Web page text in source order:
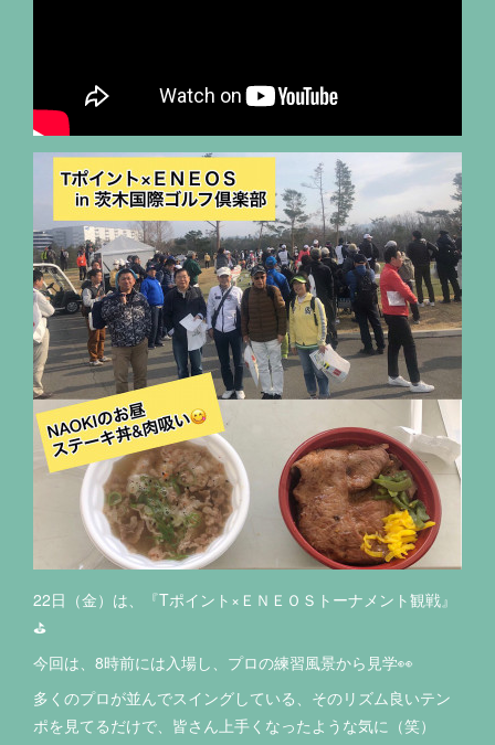
22日（金）は、『Tポイント×ＥＮＥＯＳトーナメント観戦』
⛳️
今回は、8時前には入場し、プロの練習風景から見学👀
多くのプロが並んでスイングしている、そのリズム良いテン
ポを見てるだけで、皆さん上手くなったような気に（笑）